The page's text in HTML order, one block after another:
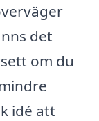
det
om du
idé att